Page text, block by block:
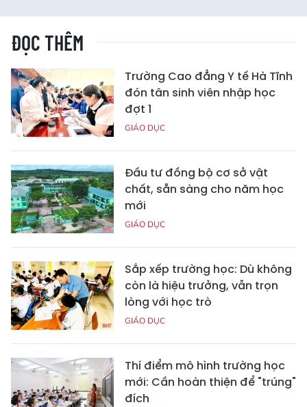
ĐỌC THÊM
Trường Cao đẳng Y tế Hà Tĩnh
đón tân sinh viên nhập học
đợt 1
GIÁO DỤC
Đầu tư đồng bộ cơ sở vật
chất, sẵn sàng cho năm học
mới
GIÁO DỤC
Sắp xếp trường học: Dù không
còn là hiệu trưởng, vẫn trọn
lòng với học trò
GIÁO DỤC
Thí điểm mô hình trường học
mới: Cần hoàn thiện để "trúng"
đích